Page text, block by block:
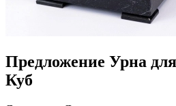
Предложение Урна
Куб